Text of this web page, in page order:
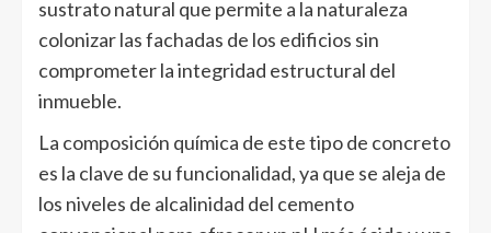
sustrato natural que permite a la naturaleza
colonizar las fachadas de los edificios sin
comprometer la integridad estructural del
inmueble.
La composición química de este tipo de concreto
es la clave de su funcionalidad, ya que se aleja de
los niveles de alcalinidad del cemento